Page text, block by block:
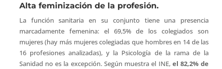
Alta feminización de la profesión.
La función sanitaria en su conjunto tiene una presencia
marcadamente femenina: el 69,5% de los colegiados son
mujeres (hay más mujeres colegiadas que hombres en 14 de las
16 profesiones analizadas), y la Psicología de la rama de la
Sanidad no es la excepción. Según muestra el INE, el 82,2% de